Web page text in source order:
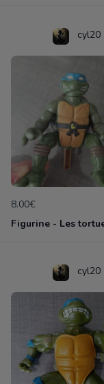
cyl20
8.00€
cyl20